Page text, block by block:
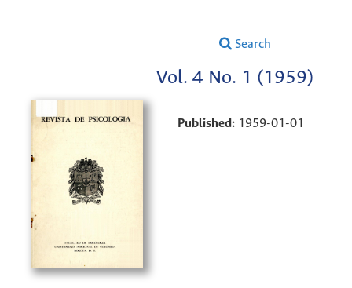
Search
Vol. 4 No. 1 (1959)
Published: 1959-01-01